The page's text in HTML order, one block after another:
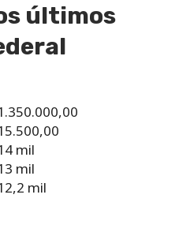
últimos
mil
mil
mil